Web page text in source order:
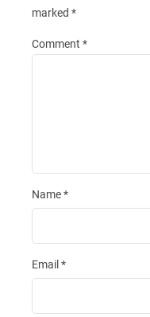
marked *
Comment *
Name*
Email *